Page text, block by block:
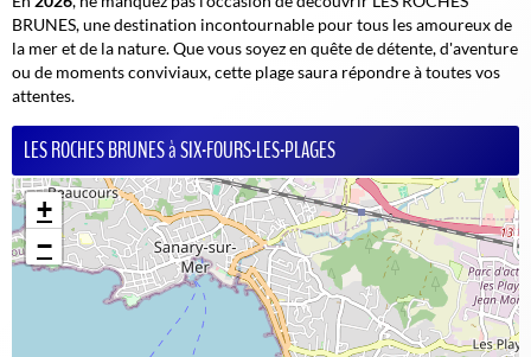
BRUNES, une destination incontournable pour tous les amoureux de
la mer et de la nature. Que vous soyez en quête de détente, d'aventure
ou de moments conviviaux, cette plage saura répondre à toutes vos
attentes.
LES ROCHES BRUNES à SIX-FOURS-LES-PLAGES
+
−